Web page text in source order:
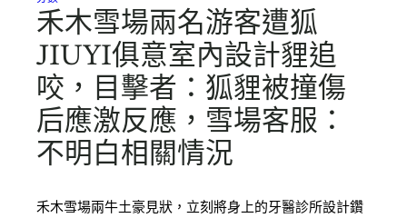
禾木雪場兩名游客遭狐
JIUYI俱意室內設計貍追
咬，目擊者：狐貍被撞傷
后應激反應，雪場客服：
不明白相關情況
禾木雪場兩牛土豪見狀，立刻將身上的牙醫診所設計鑽